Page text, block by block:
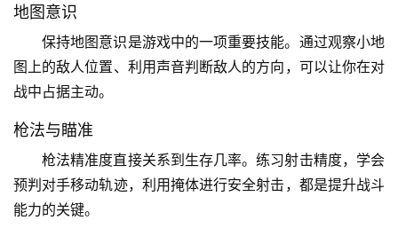
地图意识
保持地图意识是游戏中的一项重要技能。通过观察小地
图上的敌人位置、利用声音判断敌人的方向，可以让你在对
战中占据主动。
枪法与瞄准
枪法精准度直接关系到生存几率。练习射击精度，学会
预判对手移动轨迹，利用掩体进行安全射击，都是提升战斗
能力的关键。